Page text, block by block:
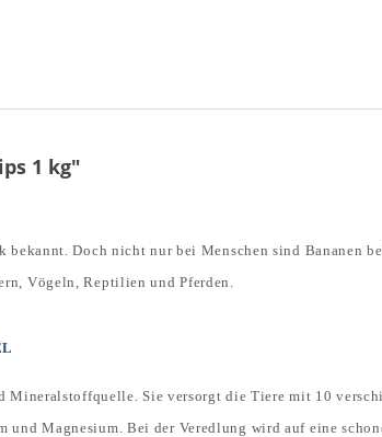
1 kg"
Doch nicht nur bei Menschen sind Bananen
Vögeln, Reptilien und Pferden.
Mineralstoffquelle. Sie versorgt die Tiere mit 10
und Magnesium. Bei der Veredlung wird auf eine